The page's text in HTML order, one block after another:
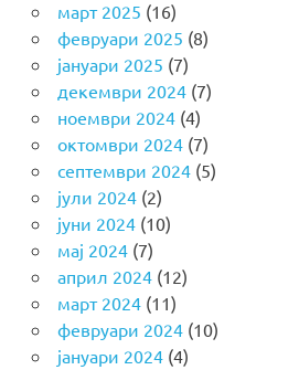
март 2025 (16)
февруари 2025 (8)
јануари 2025 (7)
декември 2024(7)
ноември 2024(4)
октомври 2024(7)
септември 2024(5)
јули 2024(2)
јуни 2024(10)
мај 2024(7)
април 2024(12)
март 2024(11)
февруари 2024(10)
јануари 2024(4)